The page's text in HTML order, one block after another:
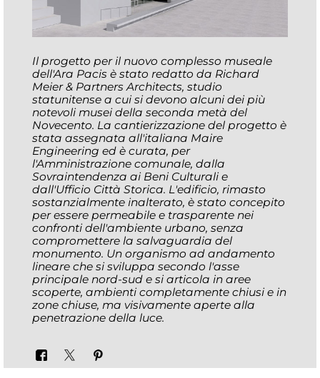
Il progetto per il nuovo complesso museale
dell'Ara Pacis è stato redatto da Richard
Meier & Partners Architects, studio
statunitense a cui si devono alcuni dei più
notevoli musei della seconda metà del
Novecento. La cantierizzazione del progetto è
stata assegnata all'italiana Maire
Engineering ed è curata, per
l'Amministrazione comunale, dalla
Sovraintendenza ai Beni Culturali e
dall'Ufficio Città Storica. L'edificio, rimasto
sostanzialmente inalterato, è stato concepito
per essere permeabile e trasparente nei
confronti dell'ambiente urbano, senza
compromettere la salvaguardia del
monumento. Un organismo ad andamento
lineare che si sviluppa secondo l'asse
principale nord-sud e si articola in aree
scoperte, ambienti completamente chiusi e in
zone chiuse, ma visivamente aperte alla
penetrazione della luce.